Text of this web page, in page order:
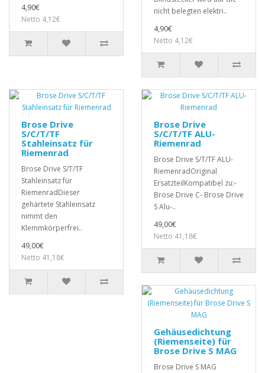
4,90€
Netto 4,12€
nicht belegten elektri..
4,90€
Netto 4,12€
Brose Drive
S/C/T/TF
Stahleinsatz für
Riemenrad
Brose Drive S/T/TF
Stahleinsatz für
RiemenradDieser
gehärtete Stahleinsatz
nimmt den
Klemmkörperfrei..
49,00€
Netto 41,18€
Brose Drive
S/C/T/TF ALU-
Riemenrad
Brose Drive S/T/TF ALU-
RiemenradOriginal
ErsatzteilKompatibel zu:-
Brose Drive C- Brose Drive
S Alu-..
49,00€
Netto 41,18€
Gehäusedichtung
(Riemenseite) für
Brose Drive S MAG
Brose Drive S MAG